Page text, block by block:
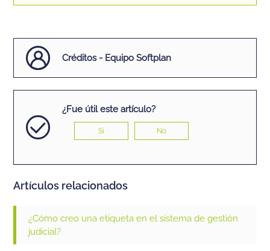
Créditos - Equipo Softplan
¿Fue útil este artículo?
Sí No
Artículos relacionados
¿Cómo creo una etiqueta en el sistema de gestión
judicial?